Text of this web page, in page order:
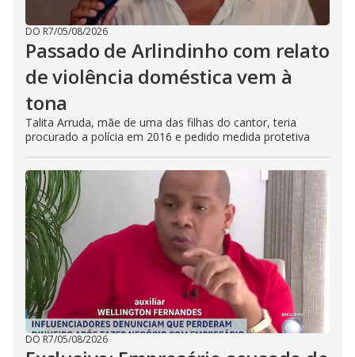
DO R7/05/08/2026
Passado de Arlindinho com relato
de violência doméstica vem à
tona
Talita Arruda, mãe de uma das filhas do cantor, teria
procurado a polícia em 2016 e pedido medida protetiva
DO R7/05/08/2026